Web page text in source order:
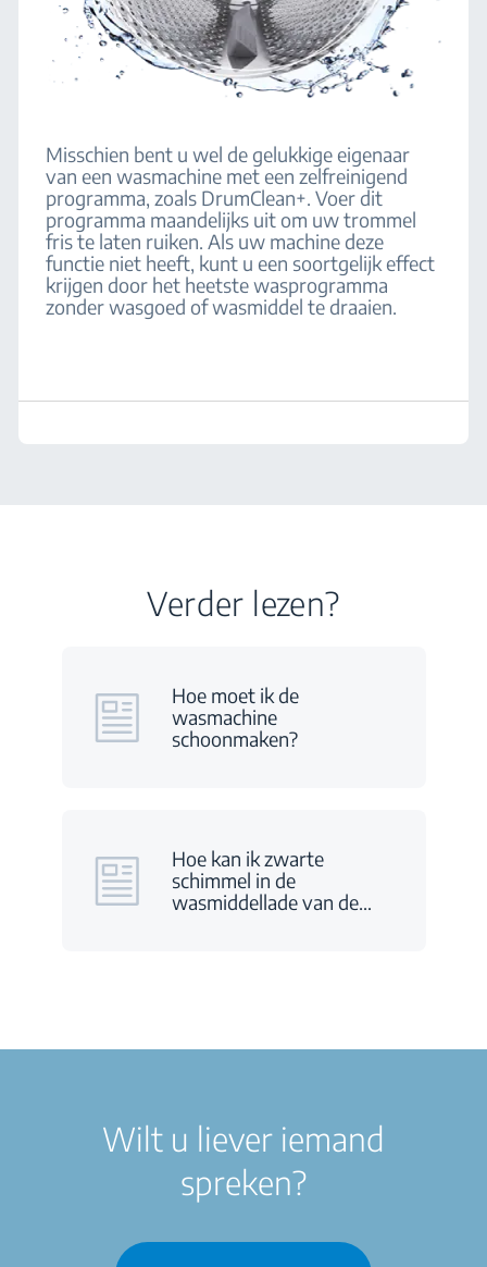
Misschien bent u wel de gelukkige eigenaar
van een wasmachine met een zelfreinigend
programma, zoals DrumClean+. Voer dit
programma maandelijks uit om uw trommel
fris te laten ruiken. Als uw machine deze
functie niet heeft, kunt u een soortgelijk effect
krijgen door het heetste wasprogramma
zonder wasgoed of wasmiddel te draaien.
Verder lezen?
Hoe moet ik de
wasmachine
schoonmaken?
Hoe kan ik zwarte
schimmel in de
wasmiddellade van de…
Wilt u liever iemand
spreken?